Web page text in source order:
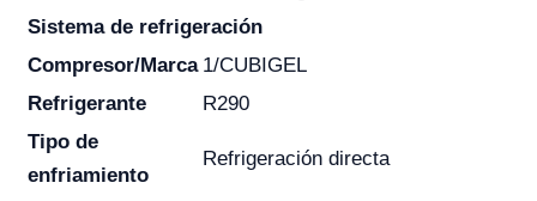
Sistema de refrigeración
Compresor/Marca 1/CUBIGEL
Refrigerante
R290
Tipo de
enfriamiento
Refrigeración directa